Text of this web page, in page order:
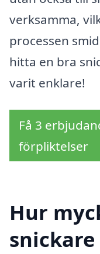
verksamma,
processen
hitta en bra
varit enklare!
Få 3
förpliktelser
Hur
snickare